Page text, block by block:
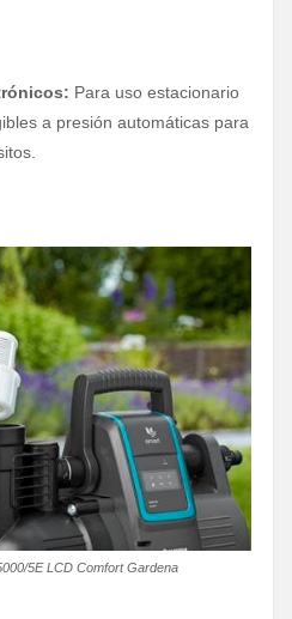
Para uso estacionario
a presión automáticas para
5E LCD Comfort Gardena